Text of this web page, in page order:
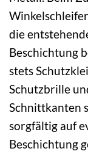
die
Beschichtung
stets
Schutzbrille
Schnittkanten
sorgfältig auf
Beschichtung